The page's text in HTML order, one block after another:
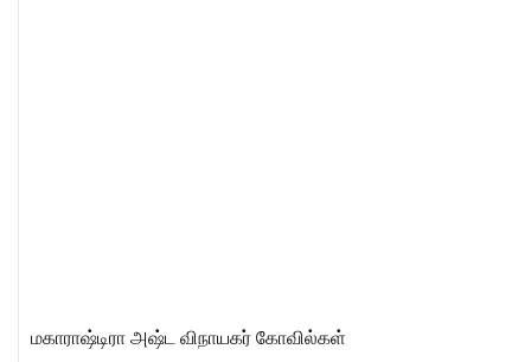
மகாராஷ்டிரா அஷ்ட விநாயகர் கோவில்கள்